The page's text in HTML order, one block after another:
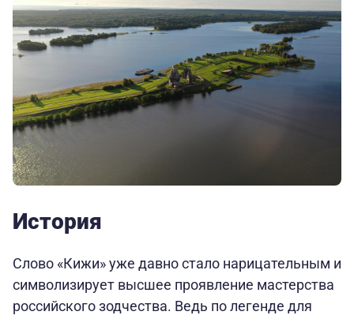
История
Слово «Кижи» уже давно стало нарицательным и
символизирует высшее проявление мастерства
российского зодчества. Ведь по легенде для